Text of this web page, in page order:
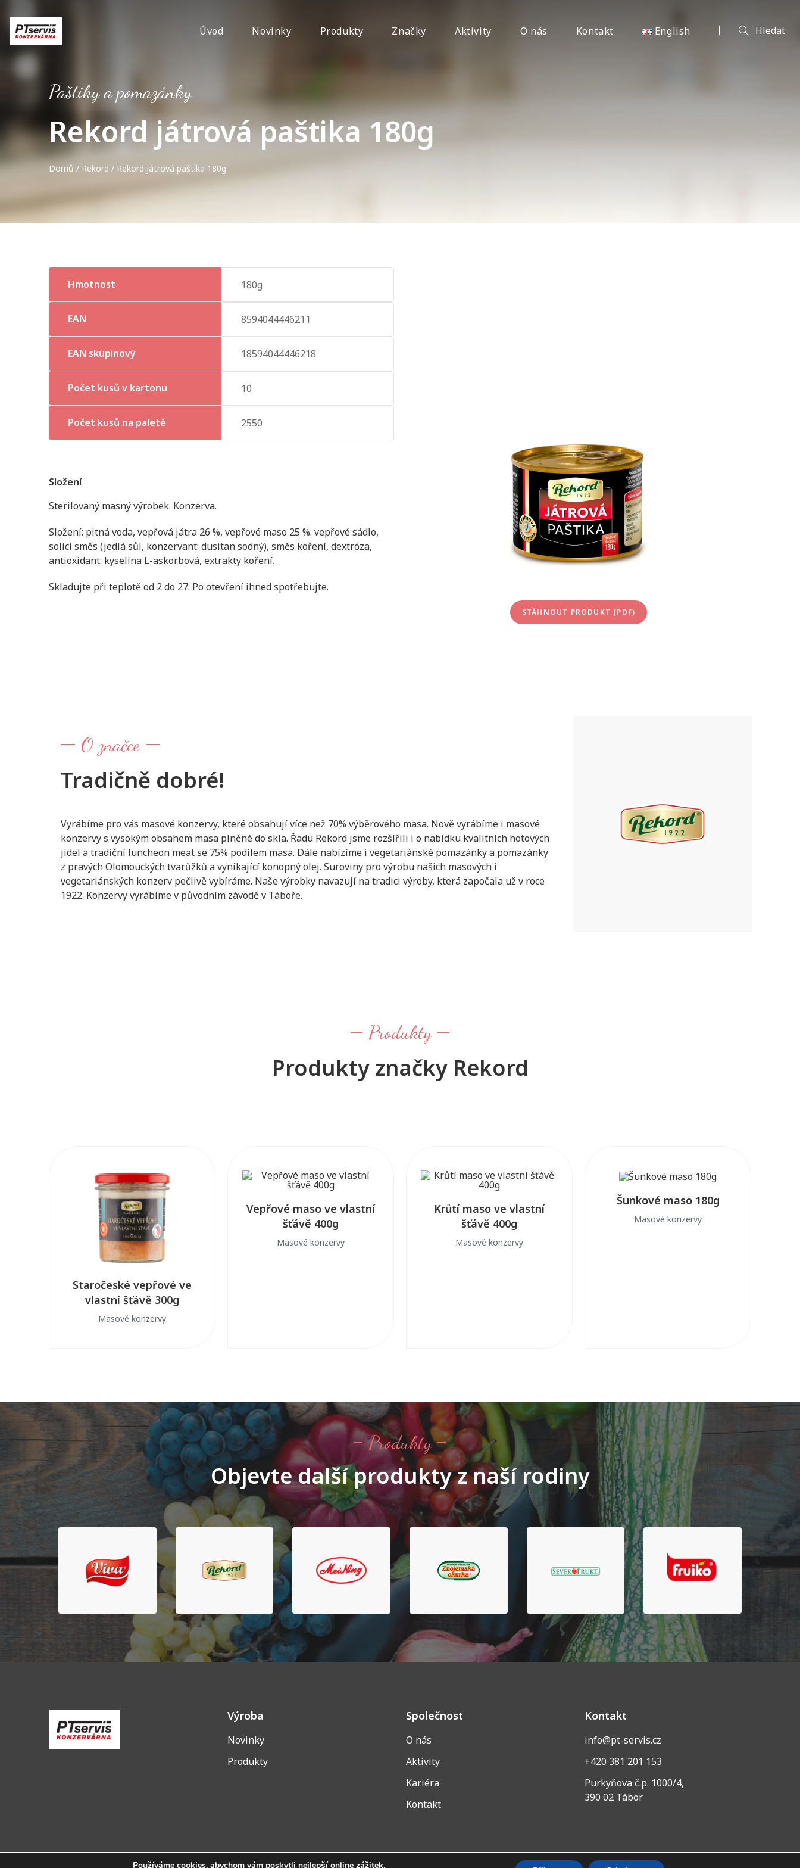
Úvod Novinky Produkty Značky Aktivity O nás Kontakt English
Paštiky a pomazánky
Rekord játrová paštika 180g
Domů / Rekord / Rekord játrová paštika 180g
Počet kusů v kartonu 10
Počet kusů na paletě 2550
EAN skupinový 18594044446218
Hmotnost 180g
EAN 8594044446211
Složení
Sterilovaný masný výrobek. Konzerva.
Složení: pitná voda, vepřová játra 26 %, vepřové maso 25 %. vepřové sádlo,
solící směs (jedlá sůl, konzervant: dusitan sodný), směs koření, dextróza,
antioxidant: kyselina L-askorbová, extrakty koření.
Skladujte při teplotě od 2 do 27. Po otevření ihned spotřebujte.
STÁHNOUT PRODUKT (PDF)
O značce
Tradičně dobré!
Vyrábíme pro vás masové konzervy, které obsahují více než 70% výběrového masa. Nově vyrábíme i masové
konzervy s vysokým obsahem masa plněné do skla. Řadu Rekord jsme rozšířili i o nabídku kvalitních hotových
jídel a tradiční luncheon meat se 75% podílem masa. Dále nabízíme i vegetariánské pomazánky a pomazánky
z pravých Olomouckých tvarůžků a vynikající konopný olej. Suroviny pro výrobu našich masových i
vegetariánských konzerv pečlivě vybíráme. Naše výrobky navazují na tradici výroby, která započala už v roce
1922. Konzervy vyrábíme v původním závodě v Táboře.
Produkty
Produkty značky Rekord
Staročeské vepřové ve
vlastní šťávě 300g
Masové konzervy
Vepřové maso ve vlastní
šťávě 400g
Masové konzervy
Krůtí maso ve vlastní
šťávě 400g
Masové konzervy
Šunkové maso 180g
Masové konzervy
Produkty
Objevte další produkty z naší rodiny
Výroba
Novinky
Produkty
Společnost
O nás
Aktivity
Kariéra
Kontakt
Kontakt
info@pt-servis.cz
+420 381 201 153
Purkyňova č.p. 1000/4,
390 02 Tábor
Používáme cookies, abychom vám poskytli nejlepší online zážitek.